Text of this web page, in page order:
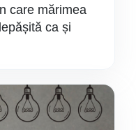
care mărimea
ca și